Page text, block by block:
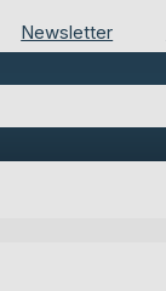
Newsletter